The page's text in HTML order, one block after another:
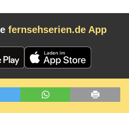
fernsehserien.de App